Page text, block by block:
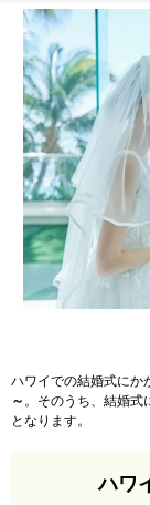
ハワイでの結婚式にか
～ 。そのうち、結婚式
となります。
ハワ